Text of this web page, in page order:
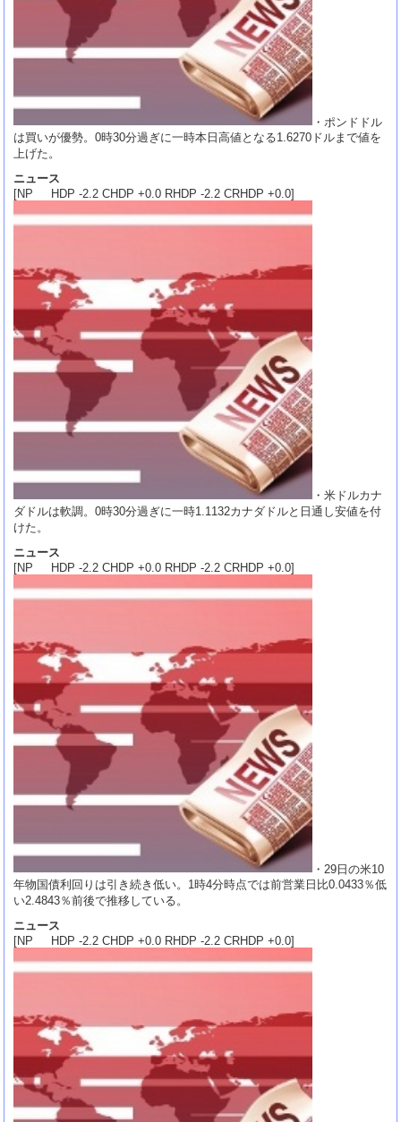
・ポンドドル
は買いが優勢。0時30分過ぎに一時本日高値となる1.6270ドルまで値を
上げた。
ニュース
[NP HDP -2.2 CHDP +0.0 RHDP -2.2 CRHDP +0.0]
・米ドルカナ
ダドルは軟調。0時30分過ぎに一時1.1132カナダドルと日通し安値を付
けた。
ニュース
[NP HDP -2.2 CHDP +0.0 RHDP -2.2 CRHDP +0.0]
・29日の米10
年物国債利回りは引き続き低い。1時4分時点では前営業日比0.0433％低
い2.4843％前後で推移している。
ニュース
[NP HDP -2.2 CHDP +0.0 RHDP -2.2 CRHDP +0.0]